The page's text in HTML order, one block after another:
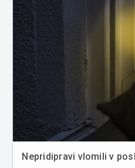
Nepridipravi vlomili v